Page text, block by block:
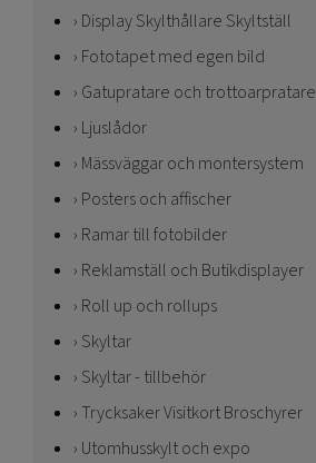
Display Skylthållare Skyltställ
Fototapet med egen bild
Gatupratare och trottoarpratare
Ljuslådor
Mässväggar och montersystem
Posters och affischer
Ramar till fotobilder
Reklamställ och Butikdisplayer
Roll up och rollups
Skyltar
Skyltar - tillbehör
Trycksaker Visitkort Broschyrer
Utomhusskylt och expo